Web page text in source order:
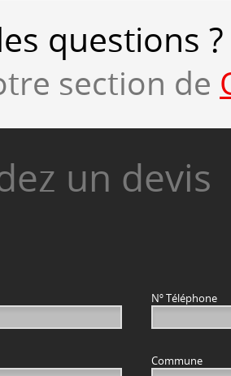
questions ?
section de
un devis
Nº Téléphone
Commune